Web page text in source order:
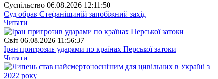
Суспiльство 06.08.2026 12:11:50
Суд обрав Стефанішиній запобіжний захід
Читати
Свiт 06.08.2026 11:56:37
Іран пригрозив ударами по країнах Перської затоки
Читати